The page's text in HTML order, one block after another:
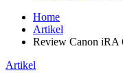
Home
Artikel
Review Canon iRA
Artikel